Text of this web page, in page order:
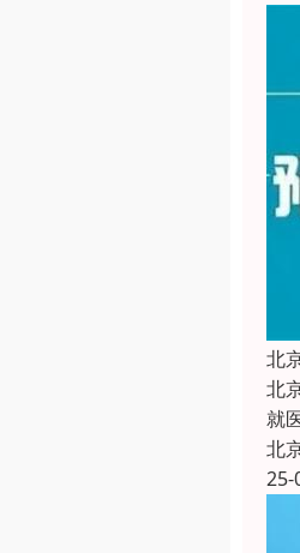
北
北
就
北
25-